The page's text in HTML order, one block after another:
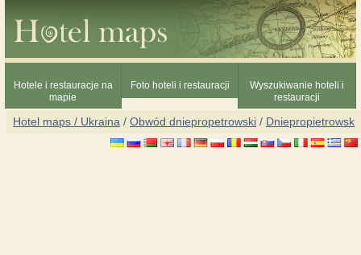
Hotele i restauracje na
mapie
Foto hoteli i restauracji
Wyszukiwanie hoteli i
restauracji
Hotel maps / Ukraina / Obwód dniepropetrowski / Dniepropietrowsk